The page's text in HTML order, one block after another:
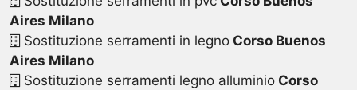
Aires Milano
Sostituzione serramenti in legnoCorso Buenos
Aires Milano
Sostituzione serramenti legno alluminioCorso